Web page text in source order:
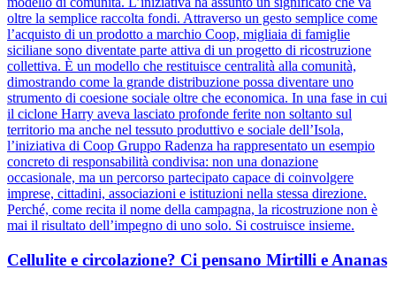
oltre la semplice raccolta fondi. Attraverso un gesto semplice come
l’acquisto di un prodotto a marchio Coop, migliaia di famiglie
siciliane sono diventate parte attiva di un progetto di ricostruzione
collettiva. È un modello che restituisce centralità alla comunità,
dimostrando come la grande distribuzione possa diventare uno
strumento di coesione sociale oltre che economica. In una fase in cui
il ciclone Harry aveva lasciato profonde ferite non soltanto sul
territorio ma anche nel tessuto produttivo e sociale dell’Isola,
l’iniziativa di Coop Gruppo Radenza ha rappresentato un esempio
concreto di responsabilità condivisa: non una donazione
occasionale, ma un percorso partecipato capace di coinvolgere
imprese, cittadini, associazioni e istituzioni nella stessa direzione.
Perché, come recita il nome della campagna, la ricostruzione non è
mai il risultato dell’impegno di uno solo. Si costruisce insieme.
Cellulite e circolazione? Ci pensano Mirtilli e Ananas